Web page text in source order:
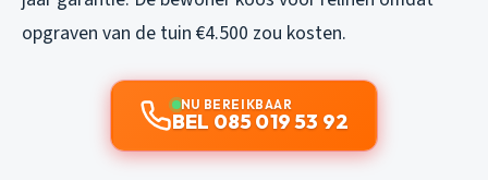
opgraven van de tuin €4.500 zou kosten.
NU BEREIKBAAR
BEL 085 019 53 92